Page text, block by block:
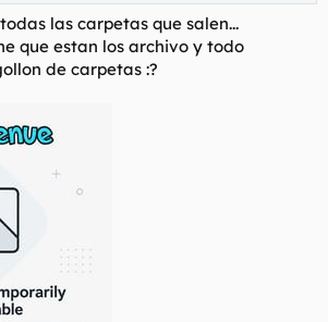
las carpetas que salen...
que estan los archivo y todo
de carpetas :?